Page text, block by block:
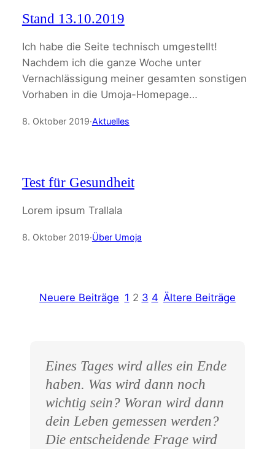
Stand 13.10.2019
Ich habe die Seite technisch umgestellt!
Nachdem ich die ganze Woche unter
Vernachlässigung meiner gesamten sonstigen
Vorhaben in die Umoja-Homepage…
8. Oktober 2019·Aktuelles
Test für Gesundheit
Lorem ipsum Trallala
8. Oktober 2019·Über Umoja
Neuere Beiträge 1 2 3 4 Ältere Beiträge
Eines Tages wird alles ein Ende
haben. Was wird dann noch
wichtig sein? Woran wird dann
dein Leben gemessen werden?
Die entscheidende Frage wird